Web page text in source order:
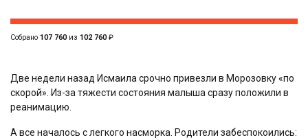
Собрано 107 760из 102 760₽
Две недели назад Исмаила срочно привезли в Морозовку «по
скорой». Из-за тяжести состояния малыша сразу положили в
реанимацию.
А все началось с легкого насморка. Родители забеспокоились: